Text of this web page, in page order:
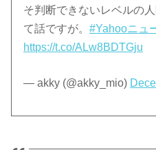
そ判断できないレベルの
て話ですが。#Yahooニュ
https://t.co/ALw8BDTGju
— akky (@akky_mio)